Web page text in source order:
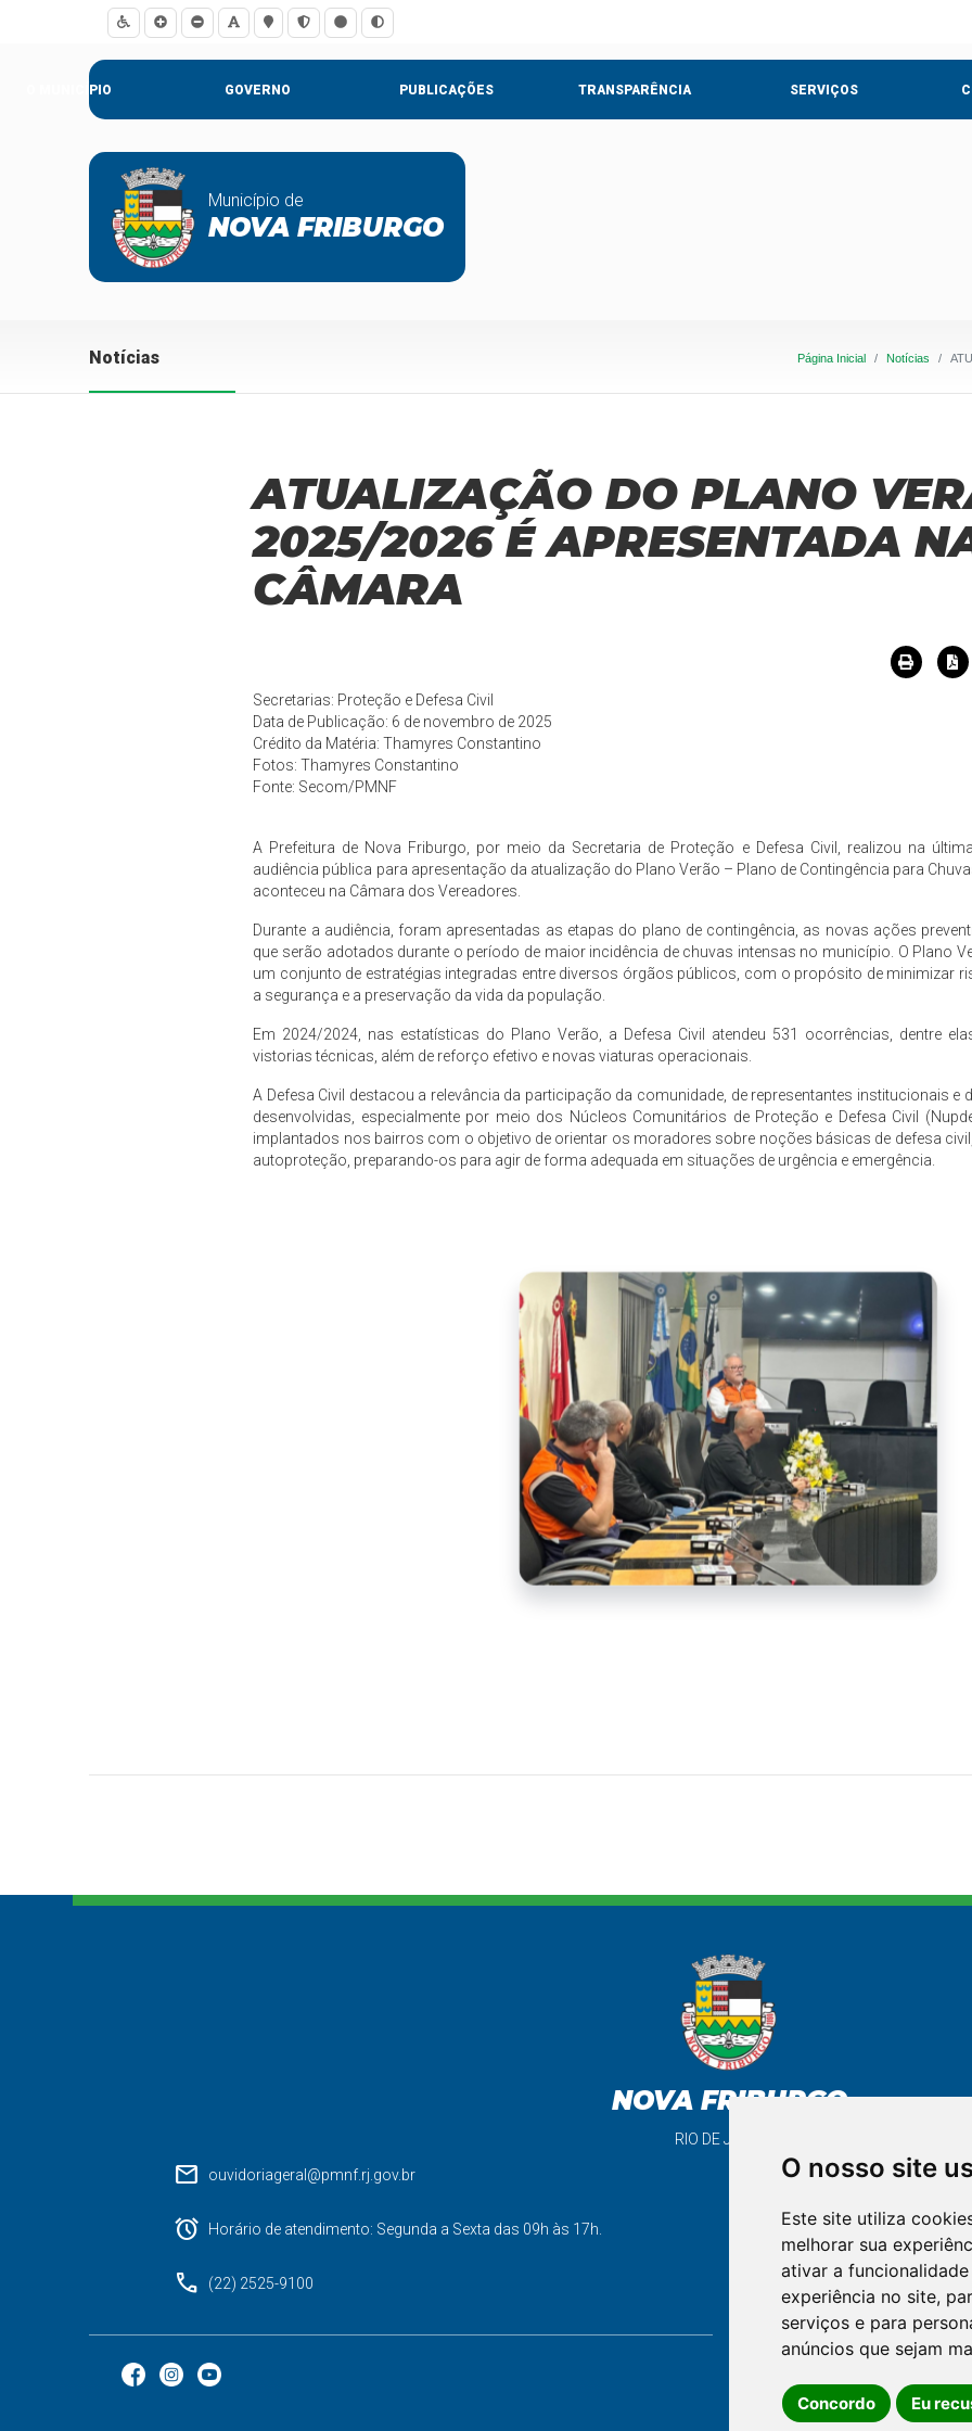
O nosso site
Este site utiliza
melhorar sua
ativar a
experiência no site,
serviços e para
anúncios que sejam
Concordo Eu
O MUNICÍPIO GOVERNO PUBLICAÇÕES TRANSPARÊNCIA SERVIÇOS
Município de
NOVA FRIBURGO
Notícias Página Inicial Notícias
ATUALIZAÇÃO DO PLANO
2025/2026 É APRESENTADA
CÂMARA
Secretarias: Proteção e Defesa Civil
Data de Publicação: 6 de novembro de 2025
Crédito da Matéria: Thamyres Constantino
Fotos: Thamyres Constantino
Fonte: Secom/PMNF
A Prefeitura de Nova Friburgo, por meio da Secretaria de Proteção e Defesa Civil, realizou na
audiência pública para apresentação da atualização do Plano Verão – Plano de Contingência para
aconteceu na Câmara dos Vereadores.
Durante a audiência, foram apresentadas as etapas do plano de contingência, as novas ações
que serão adotados durante o período de maior incidência de chuvas intensas no município. O Plano
um conjunto de estratégias integradas entre diversos órgãos públicos, com o propósito de minimizar
a segurança e a preservação da vida da população.
Em 2024/2024, nas estatísticas do Plano Verão, a Defesa Civil atendeu 531 ocorrências, dentre
vistorias técnicas, além de reforço efetivo e novas viaturas operacionais.
A Defesa Civil destacou a relevância da participação da comunidade, de representantes institucionais e
desenvolvidas, especialmente por meio dos Núcleos Comunitários de Proteção e Defesa Civil
implantados nos bairros com o objetivo de orientar os moradores sobre noções básicas de defesa
autoproteção, preparando-os para agir de forma adequada em situações de urgência e emergência.
NOVA FRIBURGO
RIO DE JANEIRO
mail ouvidoriageral@pmnf.rj.gov.br
alarm Horário de atendimento: Segunda a Sexta das 09h às 17h.
phone (22) 2525-9100
support_agent
FALE CONOSCO